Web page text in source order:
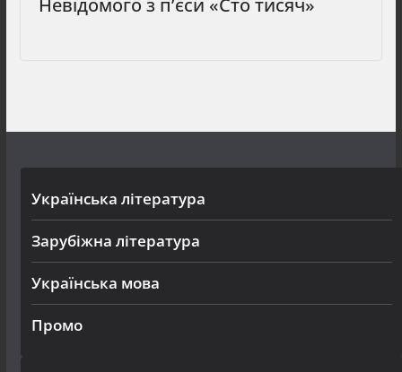
Невідомого з п’єси «Сто тисяч»
Українська література
Зарубіжна література
Українська мова
Промо